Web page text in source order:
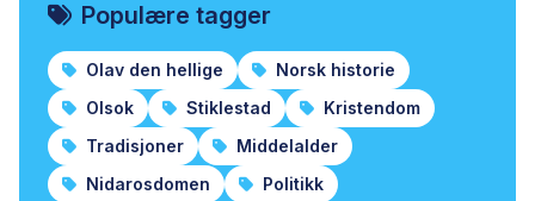
Populære tagger
Olav den hellige
Norsk historie
Olsok
Stiklestad
Kristendom
Tradisjoner
Middelalder
Nidarosdomen
Politikk